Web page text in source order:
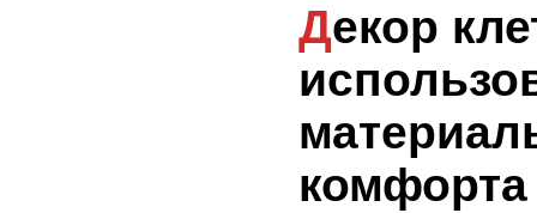
Декор клетки: как